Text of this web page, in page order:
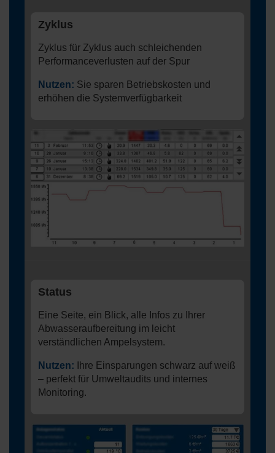
Zyklus
Zyklus für Zyklus auch schleichenden
Performanceverlusten auf der Spur
Nutzen: Sie sparen Betriebskosten und
erhöhen die Systemverfügbarkeit
Status
Eine Seite, ein Blick, alle Infos zu Ihrer
Abwasseraufbereitung im leicht
verständlichen Ampelsystem.
Nutzen: Ihre Einsparungen schwarz auf weiß
– perfekt für Umweltaudits und internes
Monitoring.